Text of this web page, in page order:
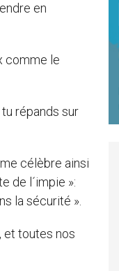
en
comme le
répands sur
célèbre ainsi
de l´impie »:
la sécurité ».
et toutes nos